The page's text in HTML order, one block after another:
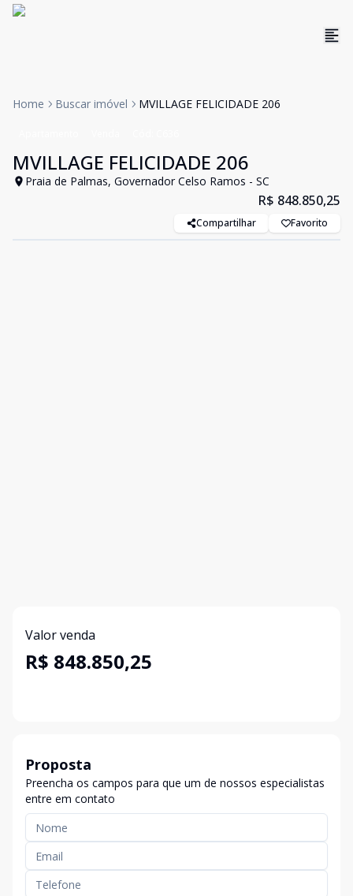
Home Buscar imóvel MVILLAGE FELICIDADE 206
MVILLAGE FELICIDADE 206
Praia de Palmas, Governador Celso Ramos - SC
R$ 848.850,25
Compartilhar Favorito
Valor venda
R$ 848.850,25
Proposta
Preencha os campos para que um de nossos especialistas
entre em contato